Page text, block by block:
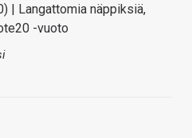
| Langattomia näppiksiä,
-vuoto